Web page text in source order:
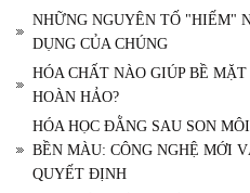
NHỮNG NGUYÊN TỐ "HIẾM"
DỤNG CỦA CHÚNG
HÓA CHẤT NÀO GIÚP BỀ
HOÀN HẢO?
HÓA HỌC ĐẰNG SAU SON
BỀN MÀU: CÔNG NGHỆ MỚI
QUYẾT ĐỊNH